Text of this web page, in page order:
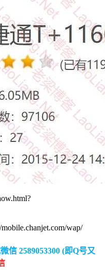
mobile.chanjet.com/wap/
信 2589053300 (即Q号又